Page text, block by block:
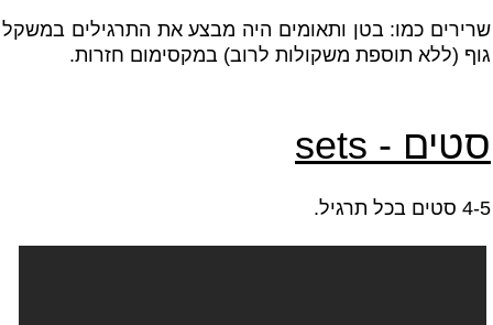
שרירים כמו: בטן ותאומים היה מבצע את התרגילים במשקל
גוף (ללא תוספת משקולות לרוב) במקסימום חזרות.
סטים - sets
4-5 סטים בכל תרגיל.